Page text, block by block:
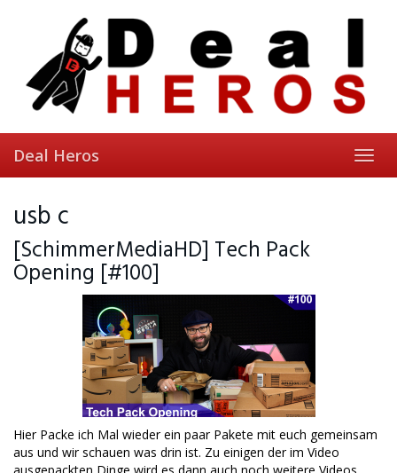
Deal Heros
usb c
[SchimmerMediaHD] Tech Pack
Opening [#100]
Hier Packe ich Mal wieder ein paar Pakete mit euch gemeinsam
aus und wir schauen was drin ist. Zu einigen der im Video